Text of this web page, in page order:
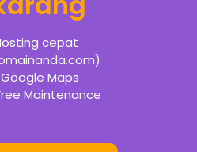
cepat
Maps
Maintenance